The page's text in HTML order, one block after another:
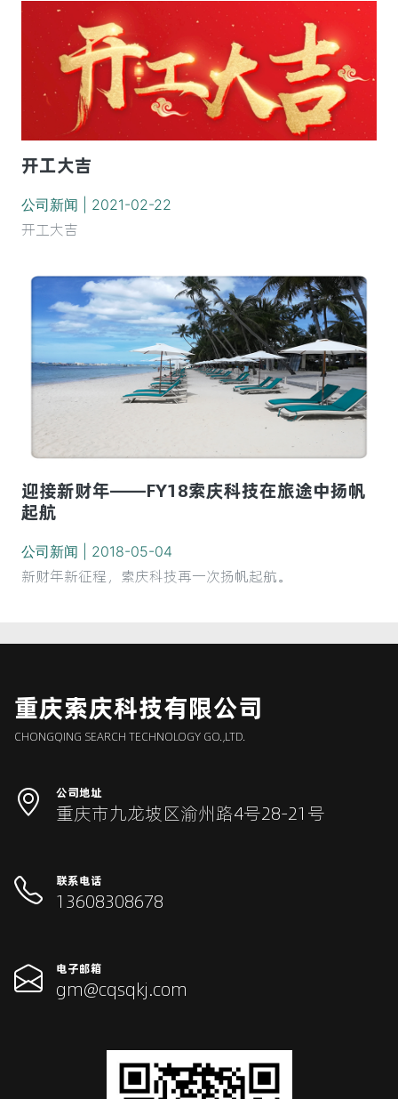
开工大吉
公司新闻 | 2021-02-22
开工大吉
迎接新财年——FY18索庆科技在旅途中扬帆
起航
公司新闻 | 2018-05-04
新财年新征程，索庆科技再一次扬帆起航。
重庆索庆科技有限公司
CHONGQING SEARCH TECHNOLOGY GO.,LTD.
公司地址
重庆市九龙坡区渝州路4号28-21号
联系电话
13608308678
电子邮箱
gm@cqsqkj.com